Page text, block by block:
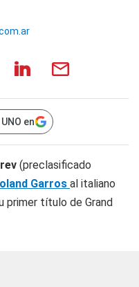
en
(preclasificado
Garros al italiano
primer título de Grand